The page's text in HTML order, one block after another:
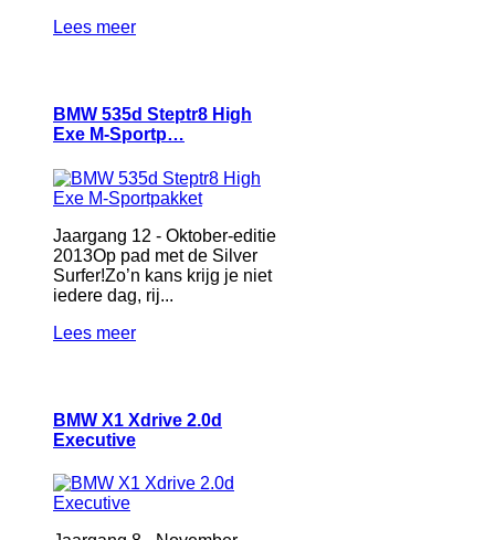
Lees meer
BMW 535d Steptr8 High
Exe M-Sportp…
Jaargang 12 - Oktober-editie
2013Op pad met de Silver
Surfer!Zo’n kans krijg je niet
iedere dag, rij...
Lees meer
BMW X1 Xdrive 2.0d
Executive